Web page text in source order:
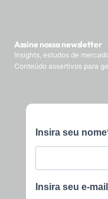
Assine nossa newsletter
Insights, estudos de
Conteúdo assertivos para